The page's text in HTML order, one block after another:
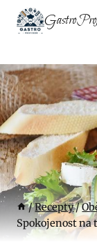
Přeskočit
/Recepty/
Spokojenost na